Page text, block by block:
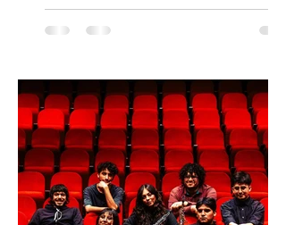
El lunes 10 de agosto comienza la
Preventa Exclusiva Santander con 30%
stock). Posterior a esta preventa exclusiva
se da inicio a la segunda etapa con una
preventa con 20% descuento para los
clientes del mismo banco y 20% para las
personas que se pre inscribieron y el miérc